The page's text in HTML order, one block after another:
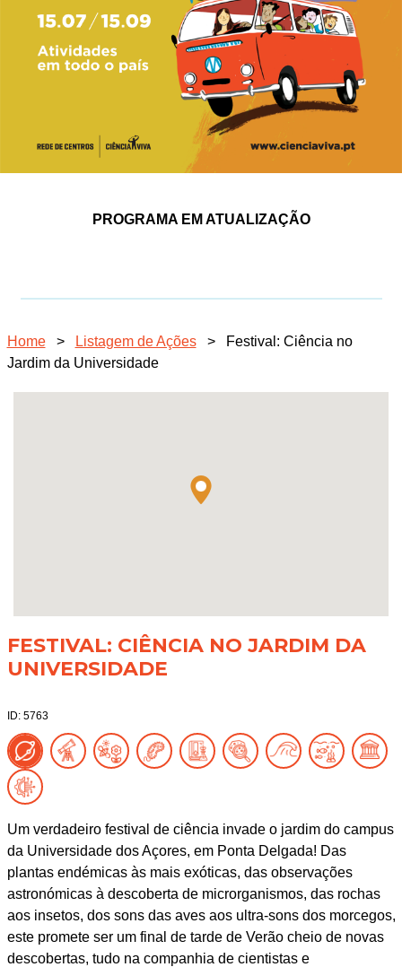
PROGRAMA EM ATUALIZAÇÃO
Home > Listagem de Ações >
Festival: Ciência no
Jardim da Universidade
FESTIVAL: CIÊNCIA NO JARDIM DA
UNIVERSIDADE
ID: 5763
Um verdadeiro festival de ciência invade o jardim do campus
da Universidade dos Açores, em Ponta Delgada! Das
plantas endémicas às mais exóticas, das observações
astronómicas à descoberta de microrganismos, das rochas
aos insetos, dos sons das aves aos ultra-sons dos morcegos,
este promete ser um final de tarde de Verão cheio de novas
descobertas, tudo na companhia de cientistas e